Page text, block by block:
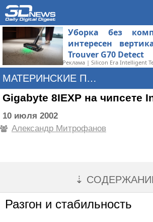
Уборка без
интересен
Trouver G70 Detect
Реклама | Silicon Era Intelligent
МАТЕРИНСКИЕ ПЛАТЫ
Gigabyte 8IEXP на чипсете
10 июля 2002
Александр Митрофанов
⇣
Разгон и стабильность